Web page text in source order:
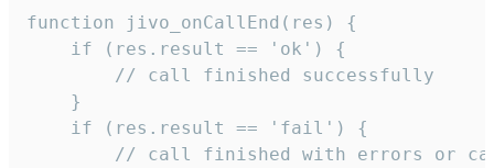
function jivo_onCallEnd(res) {
    if (res.result == 'ok') {
        // call finished successfully
    }
    if (res.result == 'fail') {
// call finished with errors or